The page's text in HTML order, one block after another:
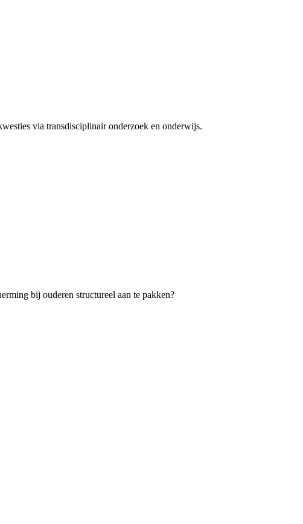
via transdisciplinair onderzoek en onderwijs.
bij ouderen structureel aan te pakken?